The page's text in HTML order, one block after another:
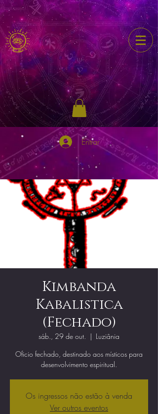
Entrar
Kimbanda
Kabalistica
(Fechado)
sáb., 29 de out.
  |
Luziânia
Oficio fechado, destinado aos místicos para
desenvolvimento espiritual.
Os ingressos não estão à venda
Ver outros eventos